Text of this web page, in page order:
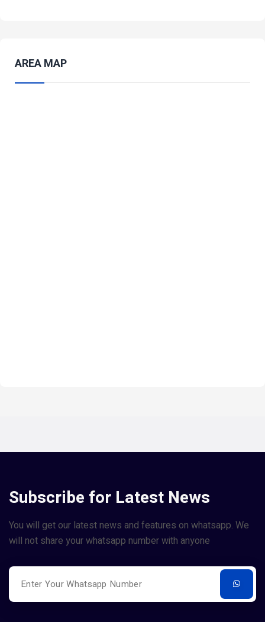
AREA MAP
Subscribe for Latest News
You will get our latest news and features on whatsapp. We
will not share your whatsapp number with anyone